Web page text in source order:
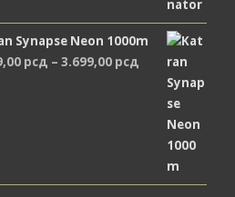
Synapse Neon 1000m
рсд – 3.699,00 рсд Распон
цена:
2.489,00 рсд
3.699,00 рсд